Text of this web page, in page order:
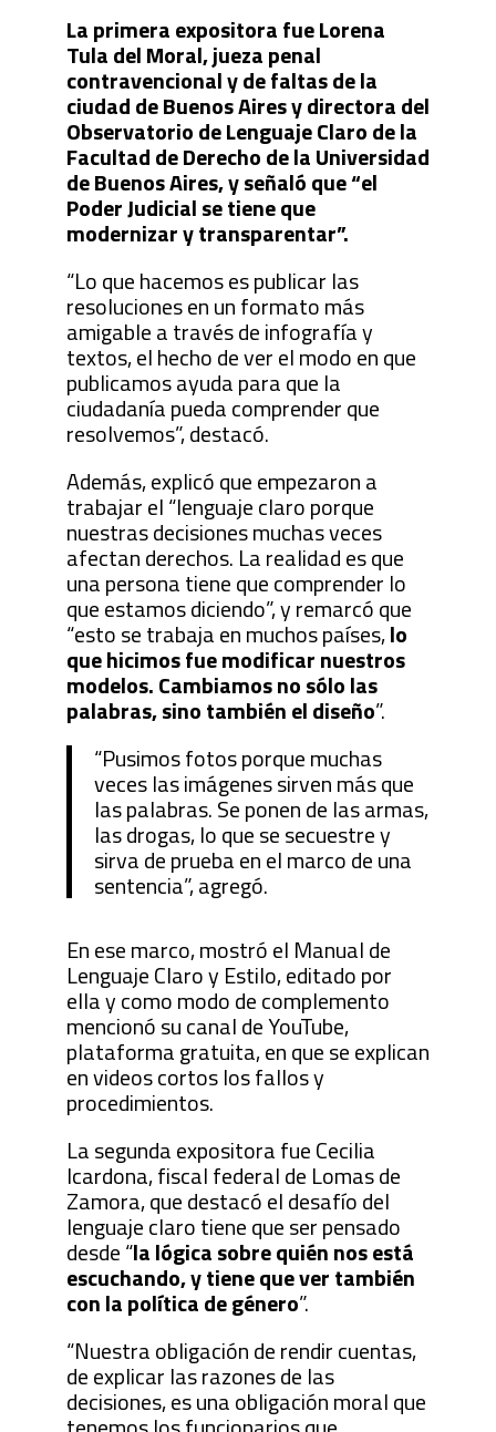
La primera expositora fue Lorena
Tula del Moral, jueza penal
contravencional y de faltas de la
ciudad de Buenos Aires y directora del
Observatorio de Lenguaje Claro de la
Facultad de Derecho de la Universidad
de Buenos Aires, y señaló que “el
Poder Judicial se tiene que
modernizar y transparentar”.
“Lo que hacemos es publicar las
resoluciones en un formato más
amigable a través de infografía y
textos, el hecho de ver el modo en que
publicamos ayuda para que la
ciudadanía pueda comprender que
resolvemos”, destacó.
Además, explicó que empezaron a
trabajar el “lenguaje claro porque
nuestras decisiones muchas veces
afectan derechos. La realidad es que
una persona tiene que comprender lo
que estamos diciendo”, y remarcó que
“esto se trabaja en muchos países,lo
que hicimos fue modificar nuestros
modelos. Cambiamos no sólo las
palabras, sino también el diseño”.
“Pusimos fotos porque muchas
veces las imágenes sirven más que
las palabras. Se ponen de las armas,
las drogas, lo que se secuestre y
sirva de prueba en el marco de una
sentencia”, agregó.
En ese marco, mostró el Manual de
Lenguaje Claro y Estilo, editado por
ella y como modo de complemento
mencionó su canal de YouTube,
plataforma gratuita, en que se explican
en videos cortos los fallos y
procedimientos.
La segunda expositora fue Cecilia
Icardona, fiscal federal de Lomas de
Zamora, que destacó el desafío del
lenguaje claro tiene que ser pensado
desde “la lógica sobre quién nos está
escuchando, y tiene que ver también
con la política de género”.
“Nuestra obligación de rendir cuentas,
de explicar las razones de las
decisiones, es una obligación moral que